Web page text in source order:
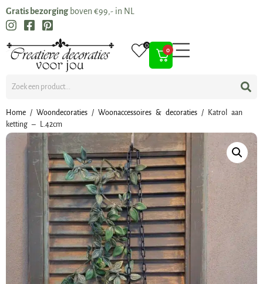
Gratis bezorging boven €99,- in NL
0
0
Home / Woondecoraties / Woonaccessoires & decoraties / Katrol aan
ketting – L.42cm